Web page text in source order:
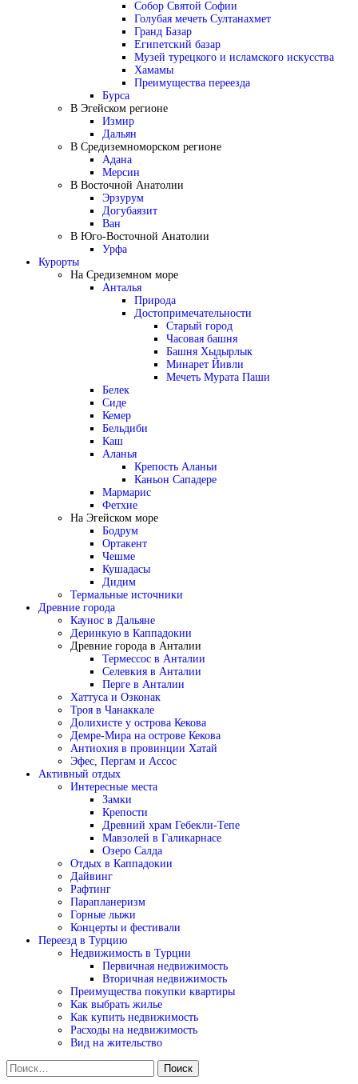
Собор Святой Софии
Голубая мечеть Султанахмет
Гранд Базар
Египетский базар
Музей турецкого и исламского искусства
Хамамы
Преимущества переезда
Бурса
В Эгейском регионе
Измир
Дальян
В Средиземноморском регионе
Адана
Мерсин
В Восточной Анатолии
Эрзурум
Догубаязит
Ван
В Юго-Восточной Анатолии
Урфа
Курорты
На Средиземном море
Анталья
Природа
Достопримечательности
Старый город
Часовая башня
Башня Хыдырлык
Минарет Йивли
Мечеть Мурата Паши
Белек
Сиде
Кемер
Бельдиби
Каш
Аланья
Крепость Аланьи
Каньон Сападере
Мармарис
Фетхие
На Эгейском море
Бодрум
Ортакент
Чешме
Кушадасы
Дидим
Термальные источники
Древние города
Каунос в Дальяне
Деринкую в Каппадокии
Древние города в Анталии
Термессос в Анталии
Селевкия в Анталии
Перге в Анталии
Хаттуса и Озконак
Троя в Чанаккале
Долихисте у острова Кекова
Демре-Мира на острове Кекова
Антиохия в провинции Хатай
Эфес, Пергам и Ассос
Активный отдых
Интересные места
Замки
Крепости
Древний храм Гебекли-Тепе
Мавзолей в Галикарнасе
Озеро Салда
Отдых в Каппадокии
Дайвинг
Рафтинг
Парапланеризм
Горные лыжи
Концерты и фестивали
Переезд в Турцию
Недвижимость в Турции
Первичная недвижимость
Вторичная недвижимость
Преимущества покупки квартиры
Как выбрать жилье
Как купить недвижимость
Расходы на недвижимость
Вид на жительство
Найти: